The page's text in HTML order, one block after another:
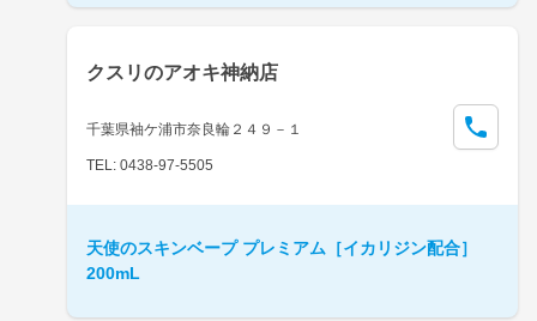
クスリのアオキ神納店
千葉県袖ケ浦市奈良輪２４９－１
TEL: 0438-97-5505
天使のスキンベープ プレミアム［イカリジン配合］
200mL